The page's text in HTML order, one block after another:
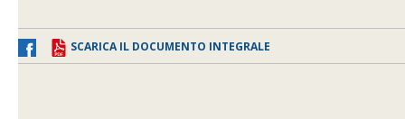
SCARICA IL DOCUMENTO INTEGRALE